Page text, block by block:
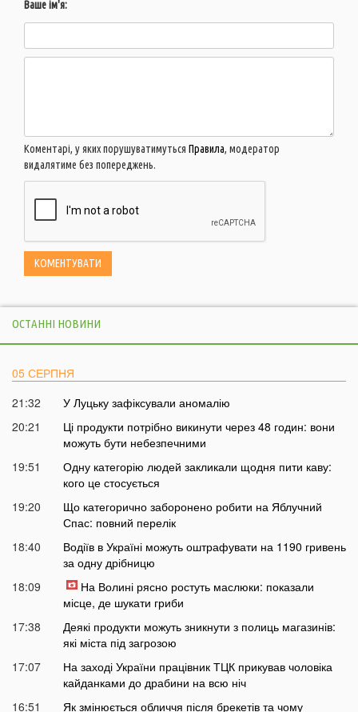
Ваше ім'я:
Коментарі, у яких порушуватимуться Правила, модератор
видалятиме без попереджень.
ОСТАННІ НОВИНИ
05 СЕРПНЯ
21:32
У Луцьку зафіксували аномалію
20:21
Ці продукти потрібно викинути через 48 годин: вони
можуть бути небезпечними
19:51
Одну категорію людей закликали щодня пити каву:
кого це стосується
19:20
Що категорично заборонено робити на Яблучний
Спас: повний перелік
18:40
Водіїв в Україні можуть оштрафувати на 1190 гривень
за одну дрібницю
18:09
На Волині рясно ростуть маслюки: показали
місце, де шукати гриби
17:38
Деякі продукти можуть зникнути з полиць магазинів:
які міста під загрозою
17:07
На заході України працівник ТЦК прикував чоловіка
кайданками до драбини на всю ніч
16:51
Як змінюється обличчя після брекетів та чому